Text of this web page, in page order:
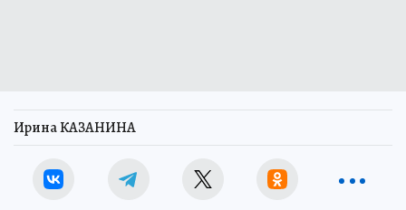
Ирина КАЗАНИНА